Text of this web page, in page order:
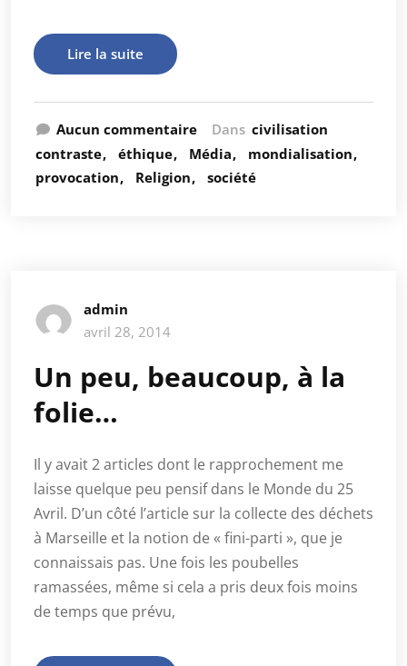
Lire la suite
Aucun commentaire Dans civilisation
contraste
éthique Média
mondialisation
provocation
Religion société
admin
avril 28, 2014
Un peu, beaucoup, à la
folie…
Il y avait 2 articles dont le rapprochement me
laisse quelque peu pensif dans le Monde du 25
Avril. D’un côté l’article sur la collecte des déchets
à Marseille et la notion de « fini-parti », que je
connaissais pas. Une fois les poubelles
ramassées, même si cela a pris deux fois moins
de temps que prévu,